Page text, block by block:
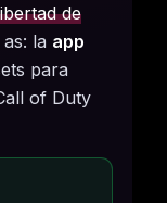
de
la app
para
of Duty